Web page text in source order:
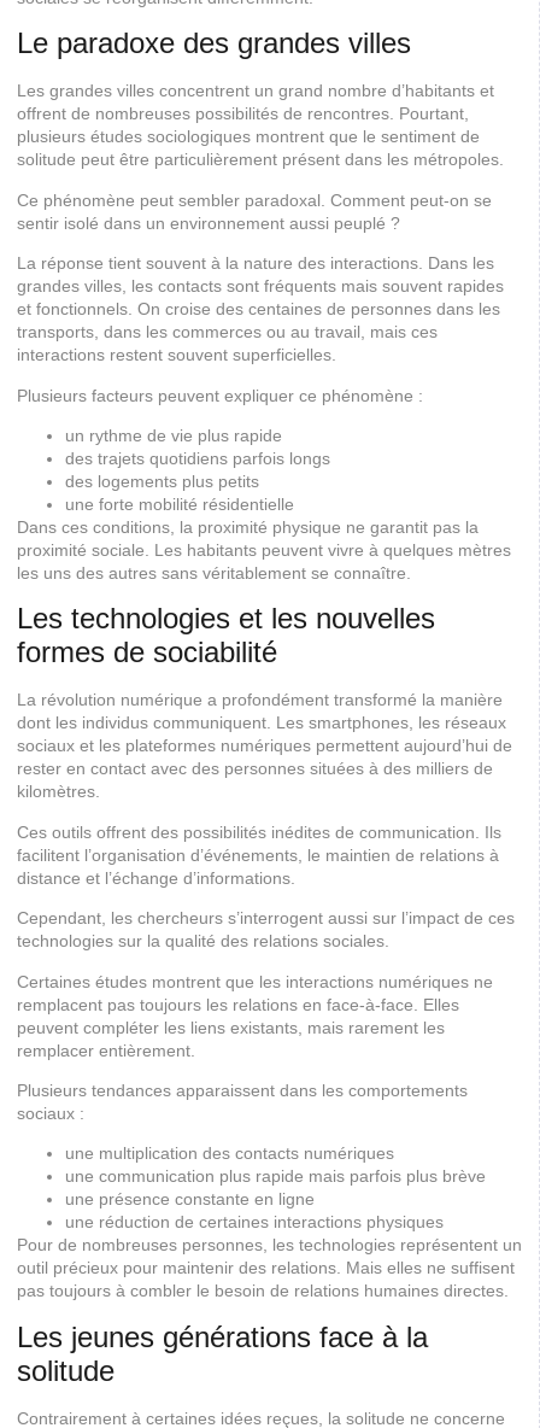
Le paradoxe des grandes villes
Les grandes villes concentrent un grand nombre d’habitants et
offrent de nombreuses possibilités de rencontres. Pourtant,
plusieurs études sociologiques montrent que le sentiment de
solitude peut être particulièrement présent dans les métropoles.
Ce phénomène peut sembler paradoxal. Comment peut-on se
sentir isolé dans un environnement aussi peuplé ?
La réponse tient souvent à la nature des interactions. Dans les
grandes villes, les contacts sont fréquents mais souvent rapides
et fonctionnels. On croise des centaines de personnes dans les
transports, dans les commerces ou au travail, mais ces
interactions restent souvent superficielles.
Plusieurs facteurs peuvent expliquer ce phénomène :
un rythme de vie plus rapide
des trajets quotidiens parfois longs
des logements plus petits
une forte mobilité résidentielle
Dans ces conditions, la proximité physique ne garantit pas la
proximité sociale. Les habitants peuvent vivre à quelques mètres
les uns des autres sans véritablement se connaître.
Les technologies et les nouvelles
formes de sociabilité
La révolution numérique a profondément transformé la manière
dont les individus communiquent. Les smartphones, les réseaux
sociaux et les plateformes numériques permettent aujourd’hui de
rester en contact avec des personnes situées à des milliers de
kilomètres.
Ces outils offrent des possibilités inédites de communication. Ils
facilitent l’organisation d’événements, le maintien de relations à
distance et l’échange d’informations.
Cependant, les chercheurs s’interrogent aussi sur l’impact de ces
technologies sur la qualité des relations sociales.
Certaines études montrent que les interactions numériques ne
remplacent pas toujours les relations en face-à-face. Elles
peuvent compléter les liens existants, mais rarement les
remplacer entièrement.
Plusieurs tendances apparaissent dans les comportements
sociaux :
une multiplication des contacts numériques
une communication plus rapide mais parfois plus brève
une présence constante en ligne
une réduction de certaines interactions physiques
Pour de nombreuses personnes, les technologies représentent un
outil précieux pour maintenir des relations. Mais elles ne suffisent
pas toujours à combler le besoin de relations humaines directes.
Les jeunes générations face à la
solitude
Contrairement à certaines idées reçues, la solitude ne concerne